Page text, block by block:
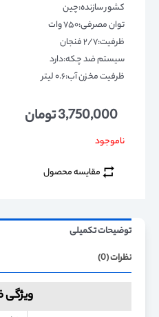
کشور سازنده:چین
توان مصرفی:۷۵۰ وات
ظرفیت:۲/۷ فنجان
سیستم ضد چکه:دارد
ظرفیت مخزن آب:۰.۶ لیتر
3,750,000تومان
ناموجود
مقایسه محصول
توضیحات تکمیلی
نظرات (0)